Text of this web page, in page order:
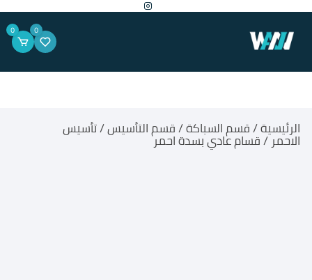
إلى
المحتوى 0
0
الرئيسية/قسم السباكة/قسم التأسيس/تأسيس
الاحمر/ قسام عادي بسدة احمر